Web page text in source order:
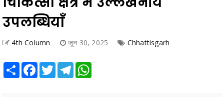
उपलब्धियाँ
4th Column जून 30, 2025 Chhattisgarh
Share Facebook
TwitterTelegram